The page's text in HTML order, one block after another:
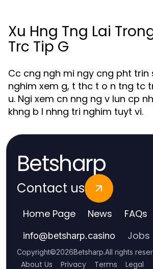
Xu Hng Tng Lai
Trc Tip G
Cc cng ngh mi ngy cng pht trin
nghim xem g, t thc t o n tng tc
u. Ngi xem cn nng ng v lun cp
khng b l nhng tri nghim tuyt vi.
Betsharp
Contact us
Home Page News FAQs
info@betsharp.casino Jobs
Copyright©2026Betsharp.All rights
About Us Privacy Terms Legal